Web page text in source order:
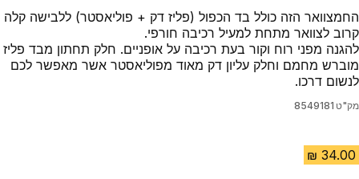
החמצוואר הזה כולל בד הכפול (פליז דק + פוליאסטר) ללבישה קלה
קרוב לצוואר מתחת למעיל רכיבה חורפי.
להגנה מפני רוח וקור בעת רכיבה על אופניים. חלק תחתון מבד פליז
מוברש מחמם וחלק עליון דק מאוד מפוליאסטר אשר מאפשר לכם
לנשום דרכו.
מק"ט 8549181